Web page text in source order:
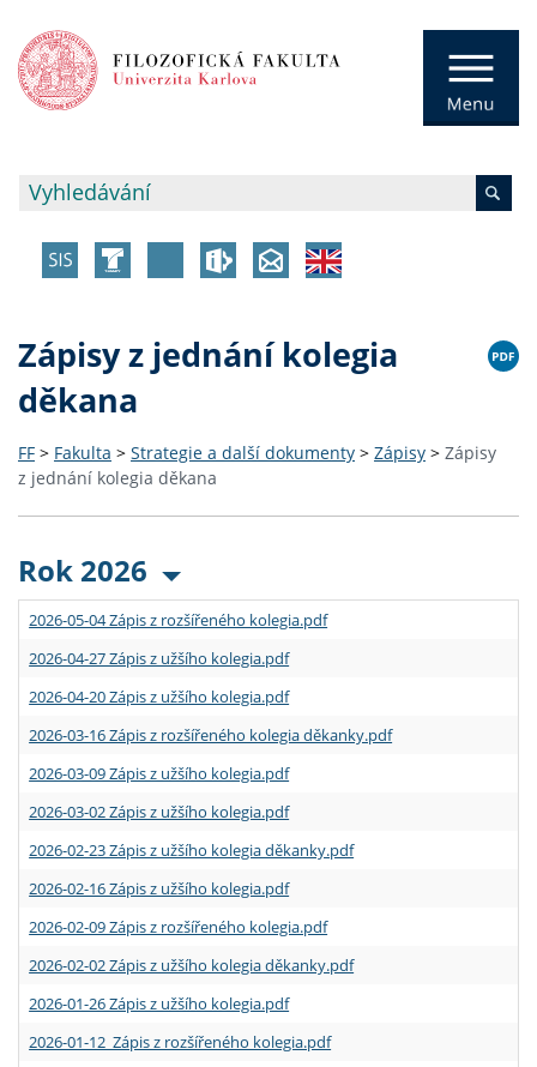
Zápisy z jednání kolegia
děkana
FF > Fakulta > Strategie a další dokumenty > Zápisy > Zápisy
z jednání kolegia děkana
Rok 2026
2026-05-04 Zápis z rozšířeného kolegia.pdf
2026-04-27 Zápis z užšího kolegia.pdf
2026-04-20 Zápis z užšího kolegia.pdf
2026-03-16 Zápis z rozšířeného kolegia děkanky.pdf
2026-03-09 Zápis z užšího kolegia.pdf
2026-03-02 Zápis z užšího kolegia.pdf
2026-02-23 Zápis z užšího kolegia děkanky.pdf
2026-02-16 Zápis z užšího kolegia.pdf
2026-02-09 Zápis z rozšířeného kolegia.pdf
2026-02-02 Zápis z užšího kolegia děkanky.pdf
2026-01-26 Zápis z užšího kolegia.pdf
2026-01-12 Zápis z rozšířeného kolegia.pdf